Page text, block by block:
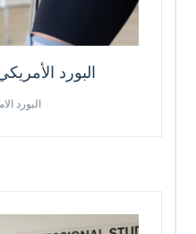
البورد
البورد